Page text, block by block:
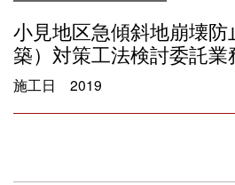
小見地区急傾斜地崩壊
築）対策工法検討委託業
施工日 2019